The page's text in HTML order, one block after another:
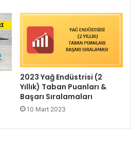
2023 Yağ Endüstrisi (2
Yıllık) Taban Puanları &
Başarı Sıralamaları
10 Mart 2023